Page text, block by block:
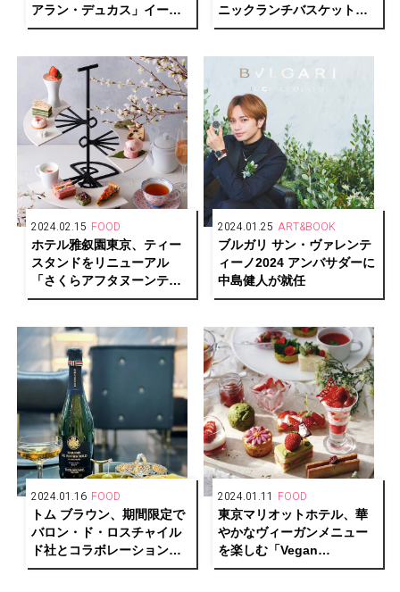
アラン・デュカス」イース
ター・コレクション発売
ニックランチバスケット』
が新登場
2024.02.15 FOOD
ホテル雅叙園東京、ティー
スタンドをリニューアル
「さくらアフタヌーンティ
ー」を期間限定販売
2024.01.25 ART&BOOK
ブルガリ サン・ヴァレンテ
ィーノ2024 アンバサダーに
中島健人が就任
2024.01.16 FOOD
トム ブラウン、期間限定で
バロン・ド・ロスチャイル
ド社とコラボレーションし
た特別なシャンパーニュを
2024.01.11 FOOD
東京マリオットホテル、華
やかなヴィーガンメニュー
を楽しむ「Vegan
Afternoon Tea -Spring-」